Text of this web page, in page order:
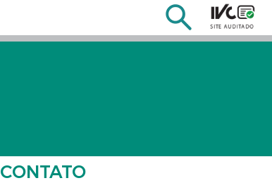
CONTATO